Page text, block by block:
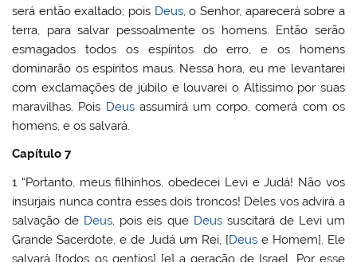
será então exaltado; pois Deus, o Senhor, aparecerá sobre a
terra, para salvar pessoalmente os homens. Então serão
esmagados todos os espíritos do erro, e os homens
dominarão os espíritos maus. Nessa hora, eu me levantarei
com exclamações de júbilo e louvarei o Altíssimo por suas
maravilhas. Pois Deusassumirá um corpo, comerá com os
homens, e os salvará.
Capítulo 7
1 “Portanto, meus filhinhos, obedecei Levi e Judá! Não vos
insurjais nunca contra esses dois troncos! Deles vos advirá a
salvação de Deus , pois eis que Deussuscitará de Levi um
Grande Sacerdote, e de Judá um Rei, [Deuse Homem]. Ele
salvará [todos os gentios] [e] a geração de Israel. Por esse